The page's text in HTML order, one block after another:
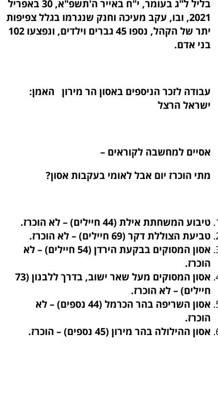
בליל ל"ג בעומר, י"ח באייר ה'תשפ"א, 30 באפריל
2021, ובו, עקב מעיכה וחנק שנגרמו בגלל צפיפות
יתר של הקהל, נספו 45 גברים וילדים, ונפצעו 102
בני אדם.
עבודה לזכר הניספים באסון הר מירון האמן:
ישראל הרצל
אסיים למחשבה לקוראים –
מתי הוכרז יום אבל לאומי בעקבות אסון?
טיבוע המשחתת אילת (44 חיילים) – לא הוכרז.
טביעת הצוללת דקר (69 חיילים) – לא הוכרז.
אסון המסוקים בבקעת הירדן (54 חיילים) – לא
הוכרז.
אסון המסוקים מעל שאר ישוב, בדרך ללבנון (73
חיילים) – לא הוכרז.
אסון השריפה בהר הכרמל (44 נספים) – לא
הוכרז.
אסון ההילולה בהר מירון (45 נספים) – הוכרז.